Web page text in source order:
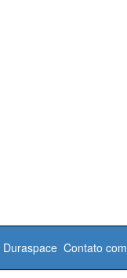
Duraspace Contato